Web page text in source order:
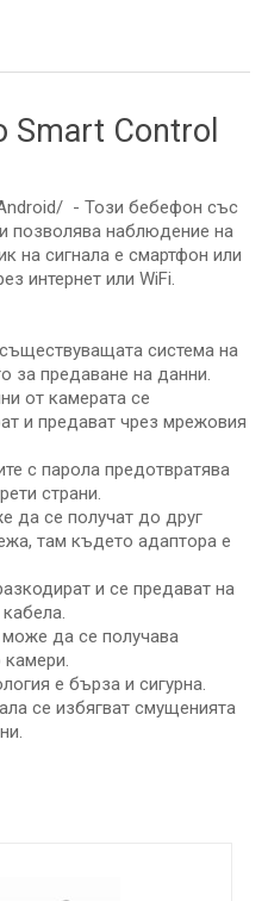
Smart Control
- Този бебефон със
позволява наблюдение на
на сигнала е смартфон или
интернет или WiFi.
система на
за предаване на данни.
от камерата се
и предават чрез мрежовия
с парола предотвратява
страни.
да се получат до друг
там където адаптора е
и се предават на
да се получава
е бърза и сигурна.
се избягват смущенията